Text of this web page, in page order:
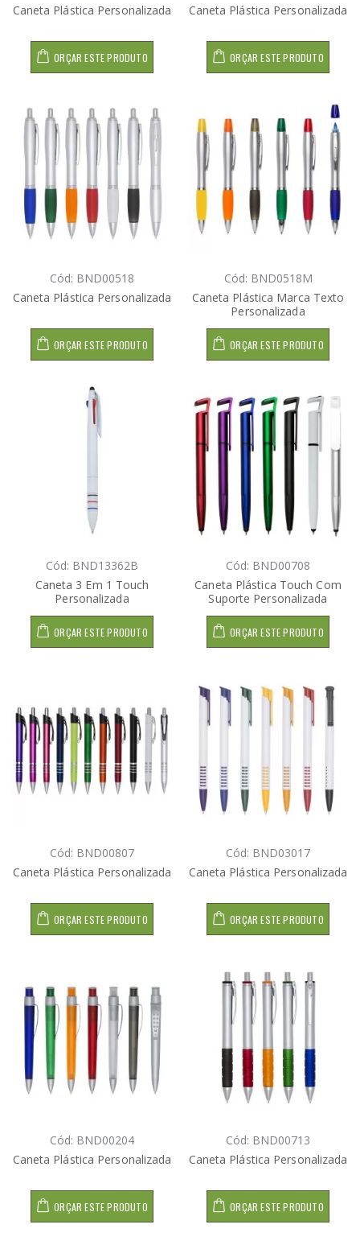
Caneta Plástica Personalizada
ORÇAR ESTE PRODUTO
Caneta Plástica Personalizada
ORÇAR ESTE PRODUTO
Cód: BND00518
Caneta Plástica Personalizada
ORÇAR ESTE PRODUTO
Cód: BND0518M
Caneta Plástica Marca Texto
Personalizada
ORÇAR ESTE PRODUTO
Cód: BND13362B
Caneta 3 Em 1 Touch
Personalizada
ORÇAR ESTE PRODUTO
Cód: BND00708
Caneta Plástica Touch Com
Suporte Personalizada
ORÇAR ESTE PRODUTO
Cód: BND00807
Caneta Plástica Personalizada
ORÇAR ESTE PRODUTO
Cód: BND03017
Caneta Plástica Personalizada
ORÇAR ESTE PRODUTO
Cód: BND00204
Caneta Plástica Personalizada
ORÇAR ESTE PRODUTO
Cód: BND00713
Caneta Plástica Personalizada
ORÇAR ESTE PRODUTO